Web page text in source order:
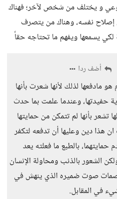
وعي و يختلف من شخص لآخر؛ فهناك
نفسه، وهناك من يتصرف
يسمعها ويفهم ما تحتاجه حقاً
أضف ردا
مادفعها لذلك لأنها شعرت بأنها
حفيدتها، وعندما علمت بما حدث
تشعر بأنها لم تتمكن من حمايتها
هذا دين وعليها أن تدفعه لتكفر
بالطبع ما فعلته يعد
الشعور بالذنب ومحاولة الإنسان
صوت ضميره الذي ينهش في
في المقابل.